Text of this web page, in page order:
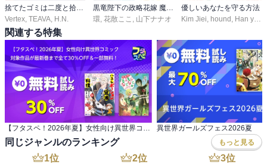
Vertex TEAVA H.N.
環 花散ここ 山下ナナオ
優しいあなたを守る方法
Kim Jiei hound Han yujeong
関連する特集
異世界ガールズフェス2026夏
同じジャンルのランキング もっと見る
1位 2位 3位